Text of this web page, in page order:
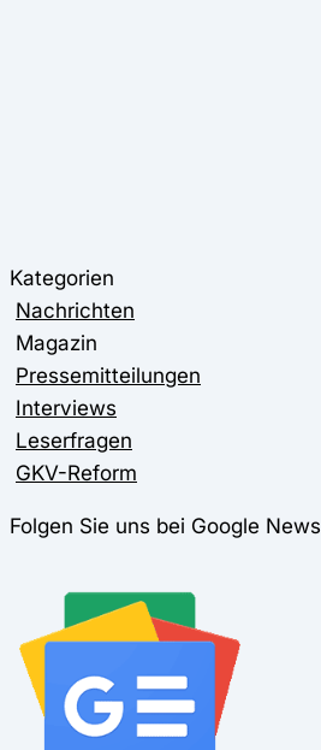
Kategorien
Nachrichten
Magazin
Pressemitteilungen
Interviews
Leserfragen
GKV-Reform
Folgen Sie uns bei Google News